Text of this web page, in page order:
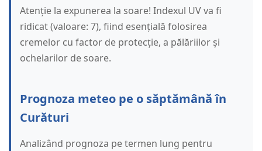
Atenție la expunerea la soare! Indexul UV va fi
ridicat (valoare: 7), fiind esențială folosirea
cremelor cu factor de protecție, a pălăriilor și
ochelarilor de soare.
Prognoza meteo pe o săptămână în
Curături
Analizând prognoza pe termen lung pentru